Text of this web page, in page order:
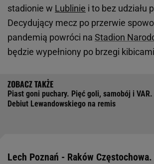
stadionie w Lublinie i to bez udziału
Decydujący mecz po przerwie
pandemią powróci na Stadion
będzie wypełniony po brzegi
Piast goni puchary. Pięć goli, samobój i VAR.
Debiut Lewandowskiego na remis
Lech Poznań - Raków